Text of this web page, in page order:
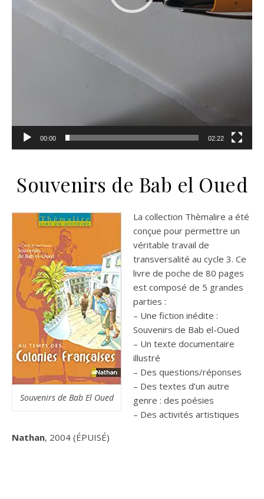
00:00 02:22
Souvenirs de Bab el Oued
Souvenirs de Bab El Oued
La collection Thèmalire a été
conçue pour permettre un
véritable travail de
transversalité au cycle 3. Ce
livre de poche de 80 pages
est composé de 5 grandes
parties :
– Une fiction inédite :
Souvenirs de Bab el-Oued
– Un texte documentaire
illustré
– Des questions/réponses
– Des textes d’un autre
genre : des poésies
– Des activités artistiques
Nathan, 2004 (ÉPUISÉ)